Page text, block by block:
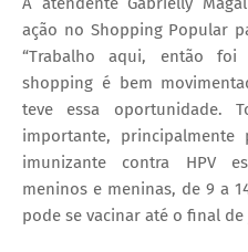
ação no Shopping Popular
“Trabalho aqui, então
shopping é bem
teve essa oportunidade.
importante, principalmente
imunizante contra HPV
meninos e meninas, de 9 a
pode se vacinar até o final